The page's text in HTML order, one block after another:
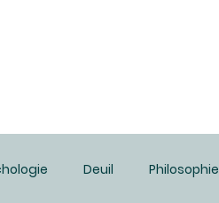
Deuil Philosophie